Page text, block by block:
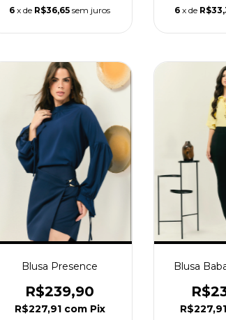
6 x de R$36,65 sem juros 6 x de
Blusa Presence
R$239,90
R$227,91 com Pix
Blusa
R$227,91